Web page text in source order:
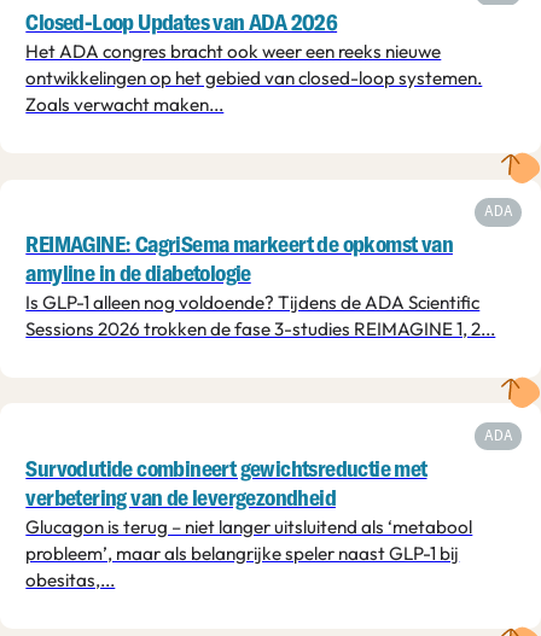
Closed-Loop Updates van ADA 2026
Het ADA congres bracht ook weer een reeks nieuwe
ontwikkelingen op het gebied van closed-loop systemen.
Zoals verwacht maken...
ADA
REIMAGINE: CagriSema markeert de opkomst van
amyline in de diabetologie
Is GLP-1 alleen nog voldoende? Tijdens de ADA Scientific
Sessions 2026 trokken de fase 3-studies REIMAGINE 1, 2...
ADA
Survodutide combineert gewichtsreductie met
verbetering van de levergezondheid
Glucagon is terug – niet langer uitsluitend als ‘metabool
probleem’, maar als belangrijke speler naast GLP-1 bij
obesitas,...